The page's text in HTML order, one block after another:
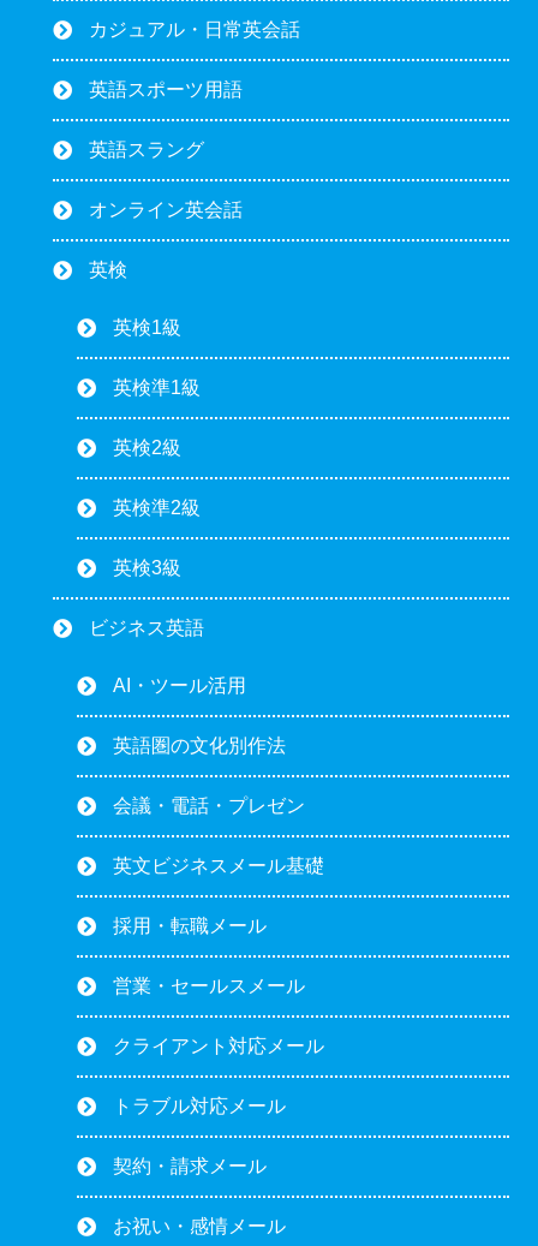
カジュアル・日常英会話
英語スポーツ用語
英語スラング
オンライン英会話
英検
英検1級
英検準1級
英検2級
英検準2級
英検3級
ビジネス英語
AI・ツール活用
英語圏の文化別作法
会議・電話・プレゼン
英文ビジネスメール基礎
採用・転職メール
営業・セールスメール
クライアント対応メール
トラブル対応メール
契約・請求メール
お祝い・感情メール